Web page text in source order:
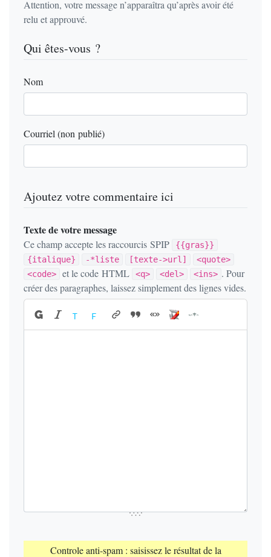
Attention, votre message n’apparaîtra qu’après avoir été
relu et approuvé.
Qui êtes-vous ?
Nom
Courriel (non publié)
Ajoutez votre commentaire ici
Texte de votre message
Ce champ accepte les raccourcis SPIP
{{gras}}
{italique}
-*liste [texte->url]
<quote>
<code>
et le code HTML <q> <del> <ins> . Pour
créer des paragraphes, laissez simplement des lignes vides.
Controle anti-spam : saisissez le résultat de la